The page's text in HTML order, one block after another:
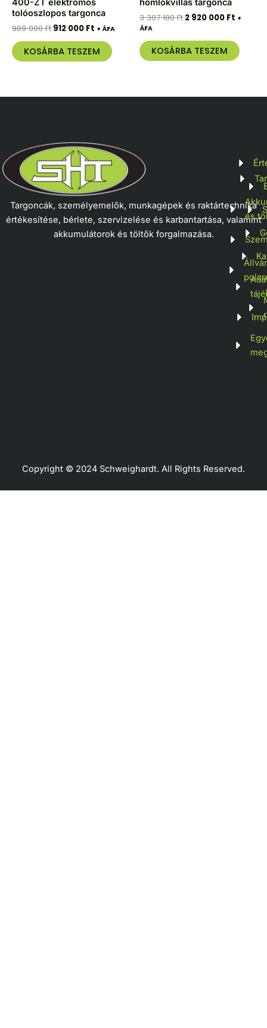
400-ZT elektromos
tolóoszlopos targonca
989 000Ft 912 000 Ft + ÁFA
KOSÁRBA TESZEM
homlokvillás targonca
3 307 180Ft 2 920 000 Ft +
ÁFA
KOSÁRBA TESZEM
Targoncák, személyemelők, munkagépek és raktártechnika
értékesítése, bérlete, szervizelése és karbantartása, valamint
akkumulátorok és töltők forgalmazása.
és
Copyright © 2024 Schweighardt. All Rights Reserved.